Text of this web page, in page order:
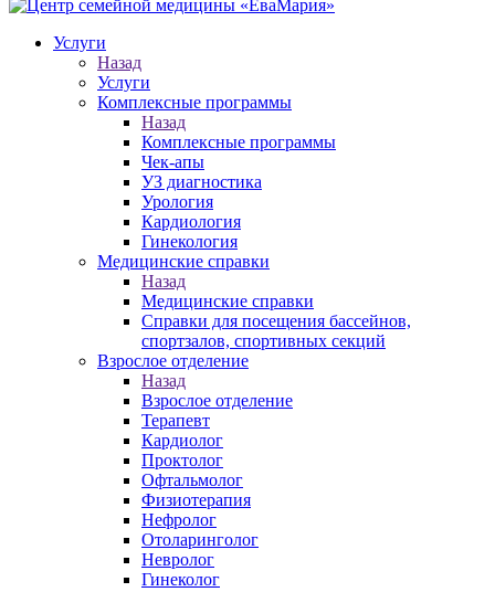
Услуги
Назад
Услуги
Комплексные программы
Назад
Комплексные программы
Чек-апы
УЗ диагностика
Урология
Кардиология
Гинекология
Медицинские справки
Назад
Медицинские справки
Справки для посещения бассейнов,
спортзалов, спортивных секций
Взрослое отделение
Назад
Взрослое отделение
Терапевт
Кардиолог
Проктолог
Офтальмолог
Физиотерапия
Нефролог
Отоларинголог
Невролог
Гинеколог